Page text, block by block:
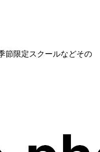
節限定スクールなどその